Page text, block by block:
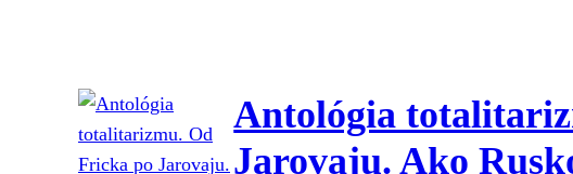
Antológia
Jarovaju. Ako